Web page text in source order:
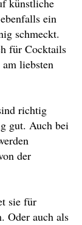
ein
schmeckt.
für Cocktails
liebsten
richtig
gut. Auch bei
der
sie für
Oder auch als